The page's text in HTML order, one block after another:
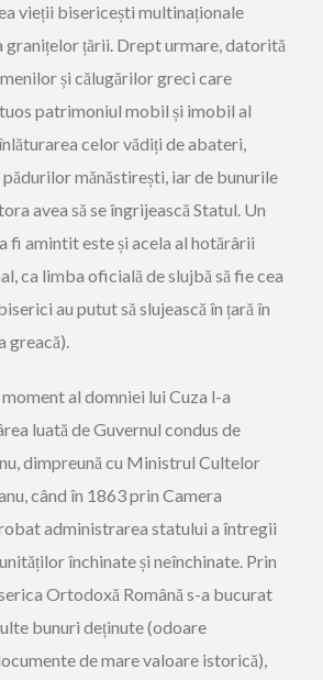
vieții bisericești multinaționale
țării. Drept urmare, datorită
și călugărilor greci care
patrimoniul mobil și imobil al
celor vădiți de abateri,
mănăstirești, iar de bunurile
avea să se îngrijească Statul. Un
fi amintit este și acela al hotărârii
ca limba oficială de slujbă să fie cea
au putut să slujească în țară în
greacă).
al domniei lui Cuza l-a
luată de Guvernul condus de
dimpreună cu Ministrul Cultelor
când în 1863 prin Camera
administrarea statului a întregii
închinate și neînchinate. Prin
Ortodoxă Română s-a bucurat
bunuri deținute (odoare
de mare valoare istorică),